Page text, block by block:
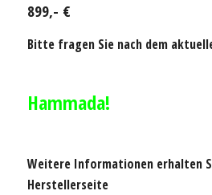
899,- €
Bitte fragen Sie nach dem
Hammada!
Weitere Informationen erhalten
Herstellerseite